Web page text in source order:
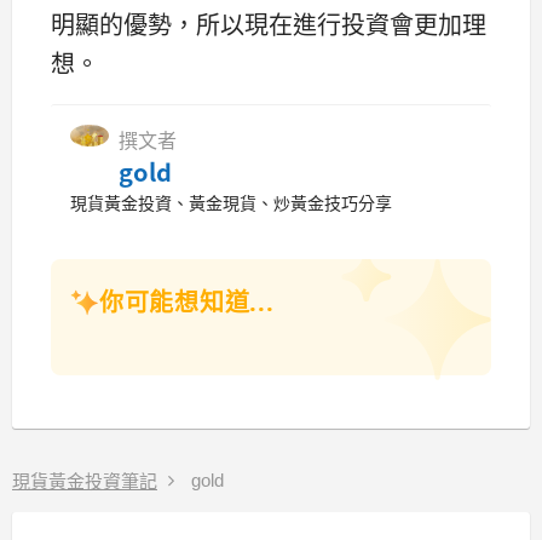
明顯的優勢，所以現在進行投資會更加理
想。
撰文者
gold
現貨黃金投資、黃金現貨、炒黃金技巧分享
你可能想知道...
現貨黃金投資筆記 gold